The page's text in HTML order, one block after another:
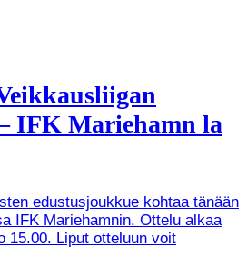
IFK Mariehamn la
edustusjoukkue kohtaa tänään
IFK Mariehamnin. Ottelu alkaa
15.00. Liput otteluun voit